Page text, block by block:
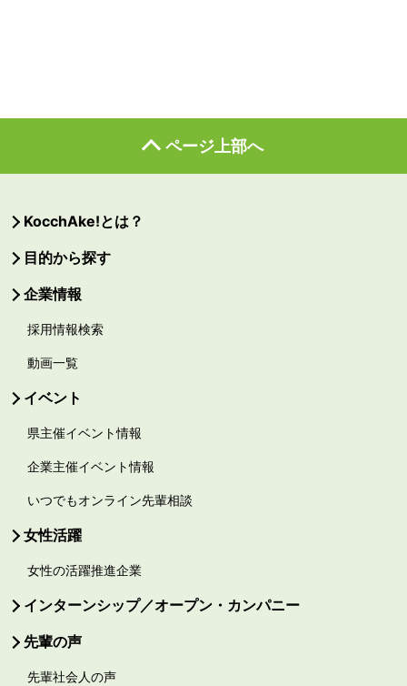
ページ上部へ
KocchAke!とは？
目的から探す
企業情報
採用情報検索
動画一覧
イベント
県主催イベント情報
企業主催イベント情報
いつでもオンライン先輩相談
女性活躍
女性の活躍推進企業
インターンシップ／オープン・カンパニー
先輩の声
先輩社会人の声